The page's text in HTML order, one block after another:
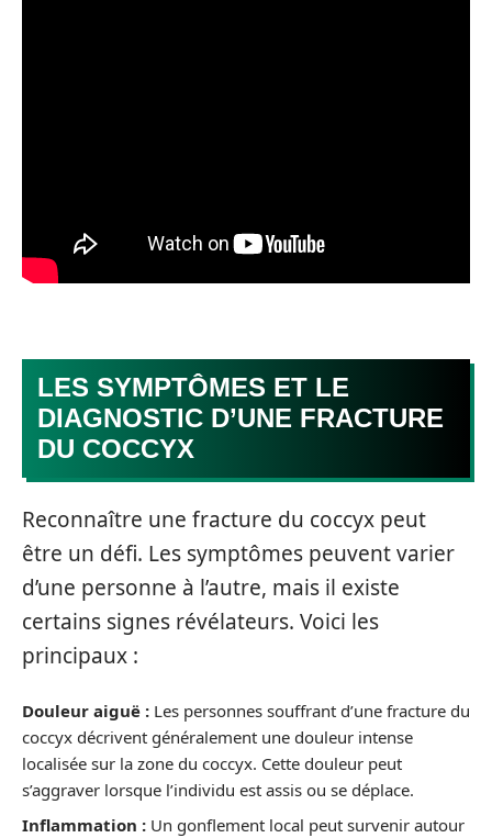
LES SYMPTÔMES ET LE
DIAGNOSTIC D’UNE FRACTURE
DU COCCYX
Reconnaître une fracture du coccyx peut
être un défi. Les symptômes peuvent varier
d’une personne à l’autre, mais il existe
certains signes révélateurs. Voici les
principaux :
Douleur aiguë : Les personnes souffrant d’une fracture du
coccyx décrivent généralement une douleur intense
localisée sur la zone du coccyx. Cette douleur peut
s’aggraver lorsque l’individu est assis ou se déplace.
Inflammation : Un gonflement local peut survenir autour